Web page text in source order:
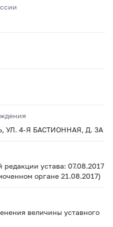
УЛ. 4-Я БАСТИОННАЯ, Д. 3А
редакции устава: 07.08.2017
органе 21.08.2017)
величины уставного